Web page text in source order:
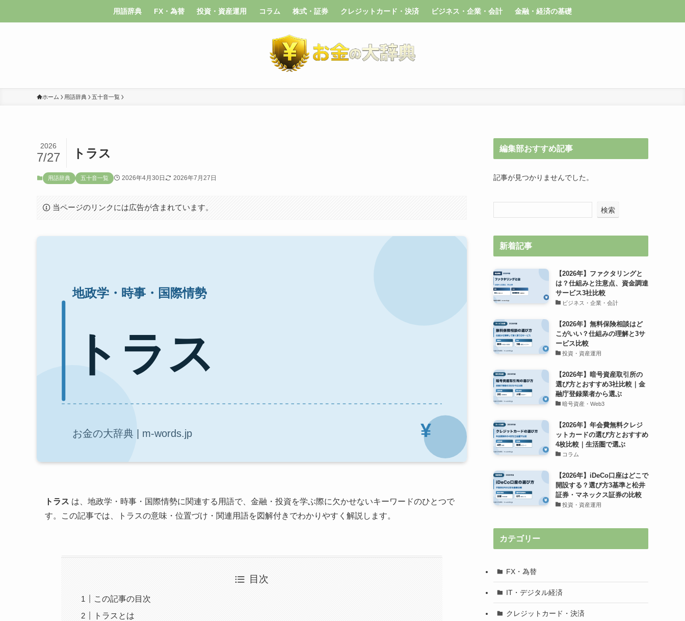
用語辞典 FX・為替 投資・資産運用 コラム 株式・証券 クレジットカード・決済 ビジネス・企業・会計 金融・経済の基礎
ホーム 用語辞典 五十音一覧
トラス
2026
7/27
用語辞典 五十音一覧 2026年4月30日 2026年7月27日
当ページのリンクには広告が含まれています。
トラス は、地政学・時事・国際情勢に関連する用語で、金融・投資を学ぶ際に欠かせないキーワードのひとつで
す。この記事では、トラスの意味・位置づけ・関連用語を図解付きでわかりやすく解説します。
目次
この記事の目次
トラスとは
編集部おすすめ記事
記事が見つかりませんでした。
検索
新着記事
【2026年】ファクタリングと
は？仕組みと注意点、資金調達
サービス3社比較
ビジネス・企業・会計
【2026年】無料保険相談はど
こがいい？仕組みの理解と3サ
ービス比較
投資・資産運用
【2026年】暗号資産取引所の
選び方とおすすめ3社比較｜金
融庁登録業者から選ぶ
暗号資産・Web3
【2026年】年会費無料クレジ
ットカードの選び方とおすすめ
4枚比較｜生活圏で選ぶ
コラム
【2026年】iDeCo口座はどこで
開設する？選び方3基準と松井
証券・マネックス証券の比較
投資・資産運用
カテゴリー
FX・為替
IT・デジタル経済
クレジットカード・決済